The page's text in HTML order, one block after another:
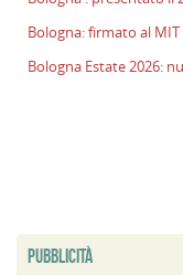
Bologna: firmato al MIT
Bologna Estate 2026:
PUBBLICITÀ